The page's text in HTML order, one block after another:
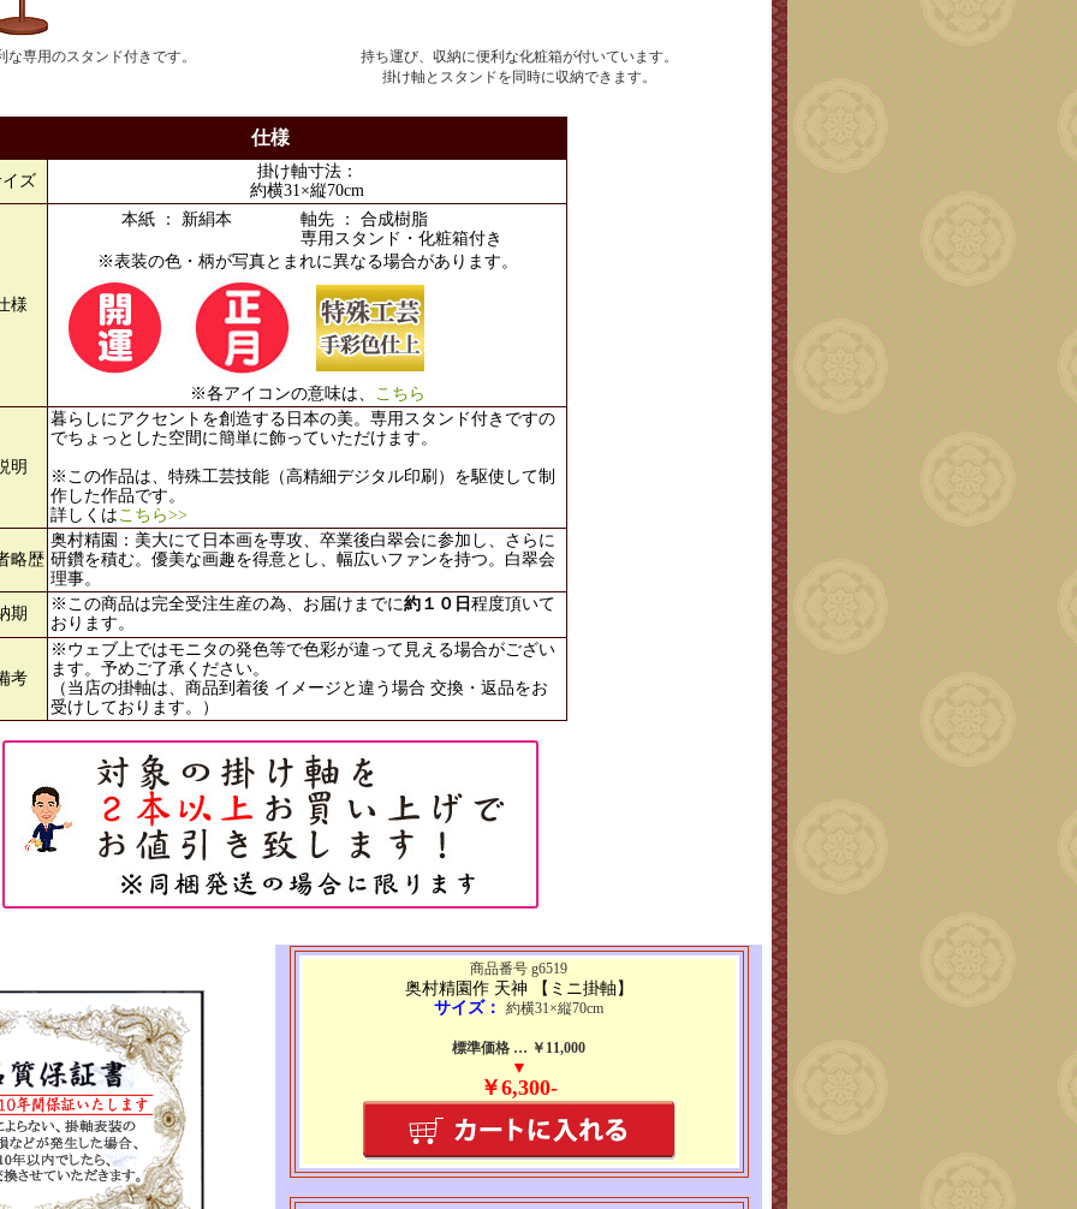
専用のスタンド付きです。
持ち運び、収納に便利な化粧箱が付いています。
掛け軸とスタンドを同時に収納できます。
仕様
ズ
掛け軸寸法：
約横31×縦70cm
様
本紙 ： 新絹本
軸先 ： 合成樹脂
専用スタンド・化粧箱付き
※表装の色・柄が写真とまれに異なる場合があります。
※各アイコンの意味は、 こちら
明
暮らしにアクセントを創造する日本の美。専用スタンド付きですの
でちょっとした空間に簡単に飾っていただけます。
※この作品は、特殊工芸技能（高精細デジタル印刷）を駆使して制
作した作品です。
詳しくはこちら>>
略歴
奥村精園：美大にて日本画を専攻、卒業後白翠会に参加し、さらに
研鑽を積む。優美な画趣を得意とし、幅広いファンを持つ。白翠会
理事。
期
※この商品は完全受注生産の為、お届けまでに約１０日 程度頂いて
おります。
考
※ウェブ上ではモニタの発色等で色彩が違って見える場合がござい
ます。予めご了承ください。
（当店の掛軸は、商品到着後 イメージと違う場合 交換・返品をお
受けしております。）
商品番号 g6519
奥村精園作 天神 【ミニ掛軸】
サイズ： 約横31×縦70cm
標準価格 … ￥11,000
▼
￥6,300-